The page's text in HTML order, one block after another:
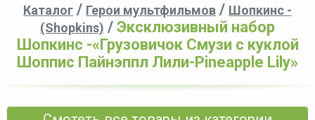
Каталог / Герои мультфильмов / Шопкинс -
(Shopkins) / Эксклюзивный набор
Шопкинс -«Грузовичок Смузи с куклой
Шоппис Пайнэппл Лили-Pineapple Lily»